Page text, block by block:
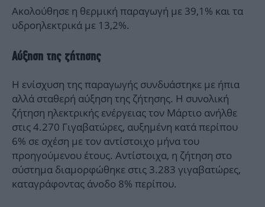
Ακολούθησε η θερμική παραγωγή με 39,1% και τα
υδροηλεκτρικά με 13,2%.
Αύξηση της ζήτησης
Η ενίσχυση της παραγωγής συνδυάστηκε με ήπια
αλλά σταθερή αύξηση της ζήτησης. Η συνολική
ζήτηση ηλεκτρικής ενέργειας τον Μάρτιο ανήλθε
στις 4.270 Γιγαβατώρες, αυξημένη κατά περίπου
6% σε σχέση με τον αντίστοιχο μήνα του
προηγούμενου έτους. Αντίστοιχα, η ζήτηση στο
σύστημα διαμορφώθηκε στις 3.283 γιγαβατώρες,
καταγράφοντας άνοδο 8% περίπου.